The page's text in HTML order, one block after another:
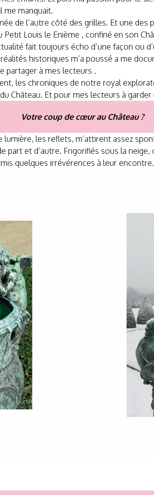
me manquait.
de l’autre côté des grilles. Et une
Petit Louis le Enième , confiné en son
fait toujours écho d’une façon ou
historiques m’a poussé a me
partager à mes lecteurs .
les chroniques de notre royal
Château. Et pour mes lecteurs à
Votre coup de cœur au Château ?
les reflets, m’attirent assez
et d’autre. Frigorifiés sous la
quelques irrévérences à leur